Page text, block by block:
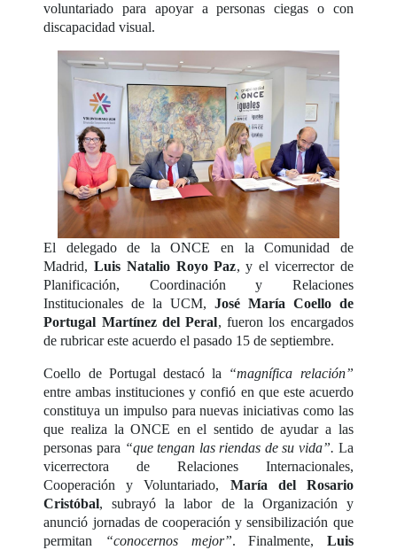
voluntariado para apoyar a personas ciegas o con
discapacidad visual.
El delegado de la ONCE en la Comunidad de
Madrid,Luis Natalio Royo Paz, y el vicerrector de
Planificación, Coordinación y Relaciones
Institucionales de la UCM, José María Coello de
Portugal Martínez del Peral, fueron los encargados
de rubricar este acuerdo el pasado 15 de septiembre.
Coello de Portugal destacó la “magnífica relación”
entre ambas instituciones y confió en que este acuerdo
constituya un impulso para nuevas iniciativas como las
que realiza la ONCE en el sentido de ayudar a las
personas para “que tengan las riendas de su vida”. La
vicerrectora de Relaciones Internacionales,
Cooperación y Voluntariado, María del Rosario
Cristóbal, subrayó la labor de la Organización y
anunció jornadas de cooperación y sensibilización que
permitan
“conocernos mejor”. Finalmente, Luis